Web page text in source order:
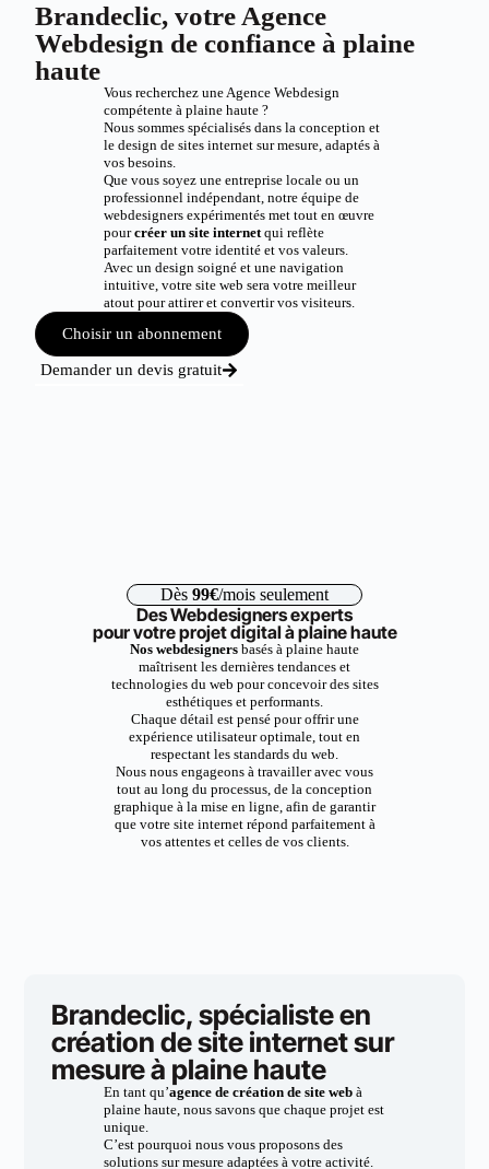
Brandeclic, votre Agence
Webdesign de confiance à plaine
haute
Vous recherchez une Agence Webdesign
compétente à plaine haute ?
Nous sommes spécialisés dans la conception et
le design de sites internet sur mesure, adaptés à
vos besoins.
Que vous soyez une entreprise locale ou un
professionnel indépendant, notre équipe de
webdesigners expérimentés met tout en œuvre
pourcréer un site internetqui reflète
parfaitement votre identité et vos valeurs.
Avec un design soigné et une navigation
intuitive, votre site web sera votre meilleur
atout pour attirer et convertir vos visiteurs.
Choisir un abonnement
Demander un devis gratuit
Dès 99€/mois seulement
Des Webdesigners experts
pour votre projet digital à plaine haute
Nos webdesigners basés à plaine haute
maîtrisent les dernières tendances et
technologies du web pour concevoir des sites
esthétiques et performants.
Chaque détail est pensé pour offrir une
expérience utilisateur optimale, tout en
respectant les standards du web.
Nous nous engageons à travailler avec vous
tout au long du processus, de la conception
graphique à la mise en ligne, afin de garantir
que votre site internet répond parfaitement à
vos attentes et celles de vos clients.
Brandeclic, spécialiste en
création de site internet sur
mesure à plaine haute
En tant qu’agence de création de site webà
plaine haute, nous savons que chaque projet est
unique.
C’est pourquoi nous vous proposons des
solutions sur mesure adaptées à votre activité.